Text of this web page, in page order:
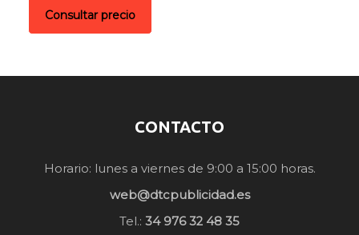
Consultar precio
CONTACTO
Horario: lunes a viernes de 9:00 a 15:00 horas.
web@dtcpublicidad.es
Tel.: 34 976 32 48 35